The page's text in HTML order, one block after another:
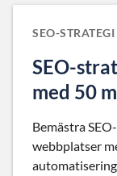
SEO-STRATEGI
SEO-
med 50
Bemästra
webbplatser